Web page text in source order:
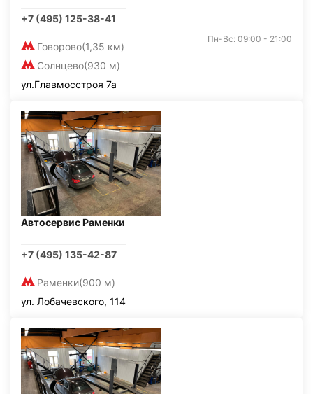
+7 (495) 125-38-41
Говорово(1,35 км)
Солнцево(930 м)
Пн-Вс: 09:00 - 21:00
ул.Главмосстроя 7а
Автосервис Раменки
+7 (495) 135-42-87
Раменки(900 м)
ул. Лобачевского, 114